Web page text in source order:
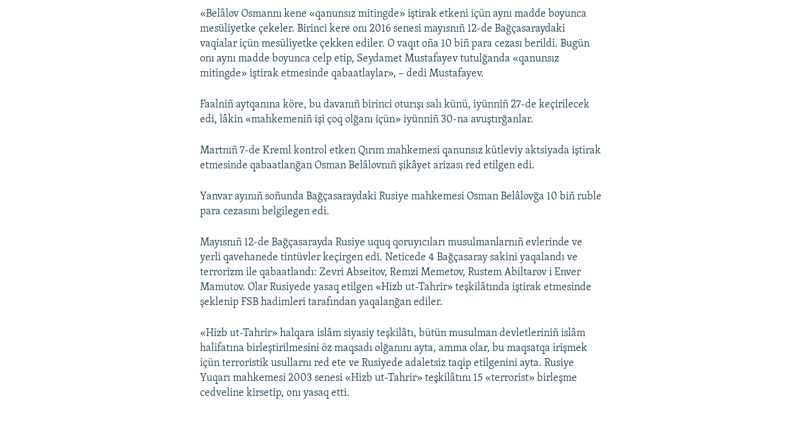
«Belâlov Osmannı kene «qanunsız mitingde» iştirak etkeni içün aynı madde boyunca
mesüliyetke çekeler. Birinci kere onı 2016 senesi mayısnıñ 12-de Bağçasaraydaki
vaqialar içün mesüliyetke çekken ediler. O vaqıt oña 10 biñ para cezası berildi. Bugün
onı aynı madde boyunca celp etip, Seydamet Mustafayev tutulğanda «qanunsız
mitingde» iştirak etmesinde qabaatlaylar», – dedi Mustafayev.
Faalniñ aytqanına köre, bu davanıñ birinci oturışı salı künü, iyünniñ 27-de keçirilecek
edi, lâkin «mahkemeniñ işi çoq olğanı içün» iyünniñ 30-na avuştırğanlar.
Martnıñ 7-de Kreml kontrol etken Qırım mahkemesi qanunsız kütleviy aktsiyada iştirak
etmesinde qabaatlanğan Osman Belâlovnıñ şikâyet arizası red etilgen edi.
Yanvar ayınıñ soñunda Bağçasaraydaki Rusiye mahkemesi Osman Belâlovğa 10 biñ ruble
para cezasını belgilegen edi.
Mayısnıñ 12-de Bağçasarayda Rusiye uquq qoruyıcıları musulmanlarnıñ evlerinde ve
yerli qavehanede tintüvler keçirgen edi. Neticede 4 Bağçasaray sakini yaqalandı ve
terrorizm ile qabaatlandı: Zevri Abseitov, Remzi Memetov, Rustem Abiltarov i Enver
Mamutov. Olar Rusiyede yasaq etilgen «Hizb ut-Tahrir» teşkilâtında iştirak etmesinde
şeklenip FSB hadimleri tarafından yaqalanğan ediler.
«Hizb ut-Tahrir» halqara islâm siyasiy teşkilâtı, bütün musulman devletleriniñ islâm
halifatına birleştirilmesini öz maqsadı olğanını ayta, amma olar, bu maqsatqa irişmek
içün terroristik usullarnı red ete ve Rusiyede adaletsiz taqip etilgenini ayta. Rusiye
Yuqarı mahkemesi 2003 senesi «Hizb ut-Tahrir» teşkilâtını 15 «terrorist» birleşme
cedveline kirsetip, onı yasaq etti.